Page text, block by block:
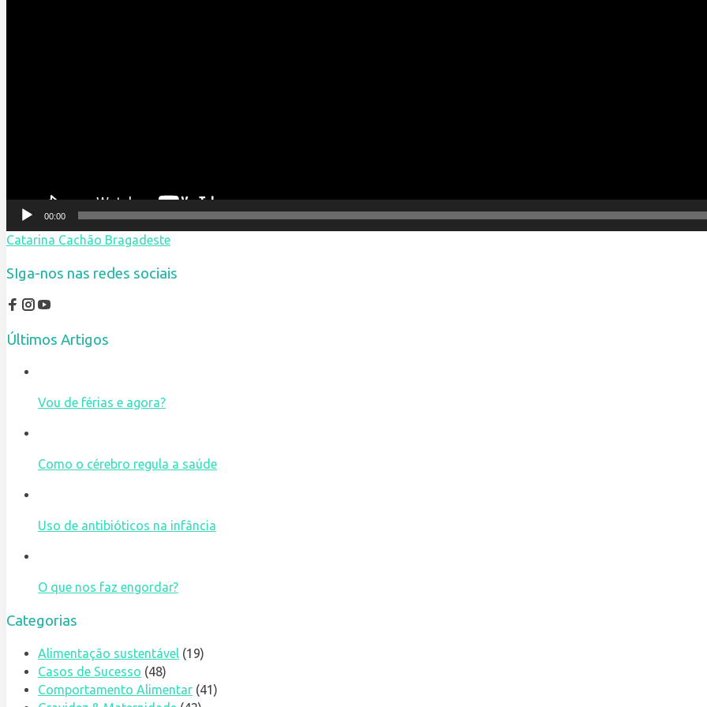
00:00
Catarina Cachão Bragadeste
SIga-nos nas redes sociais
Últimos Artigos
Vou de férias e agora?
Como o cérebro regula a saúde
Uso de antibióticos na infância
O que nos faz engordar?
Categorias
Alimentação sustentável (19)
Casos de Sucesso (48)
Comportamento Alimentar (41)